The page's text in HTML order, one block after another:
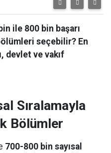
ile 800 bin başarı
seçebilir? En
devlet ve vakıf
Sıralamayla
Bölümler
700-800 bin sayısal